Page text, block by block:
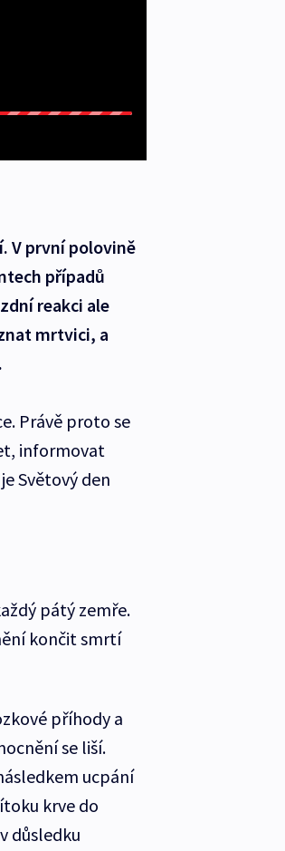
V první polovině
případů
reakci ale
mrtvici, a
Právě proto se
informovat
Světový den
pátý zemře.
končit smrtí
příhody a
se liší.
ucpání
krve do
důsledku